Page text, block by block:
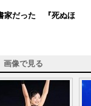
家だった 『死ぬほ
画像で見る